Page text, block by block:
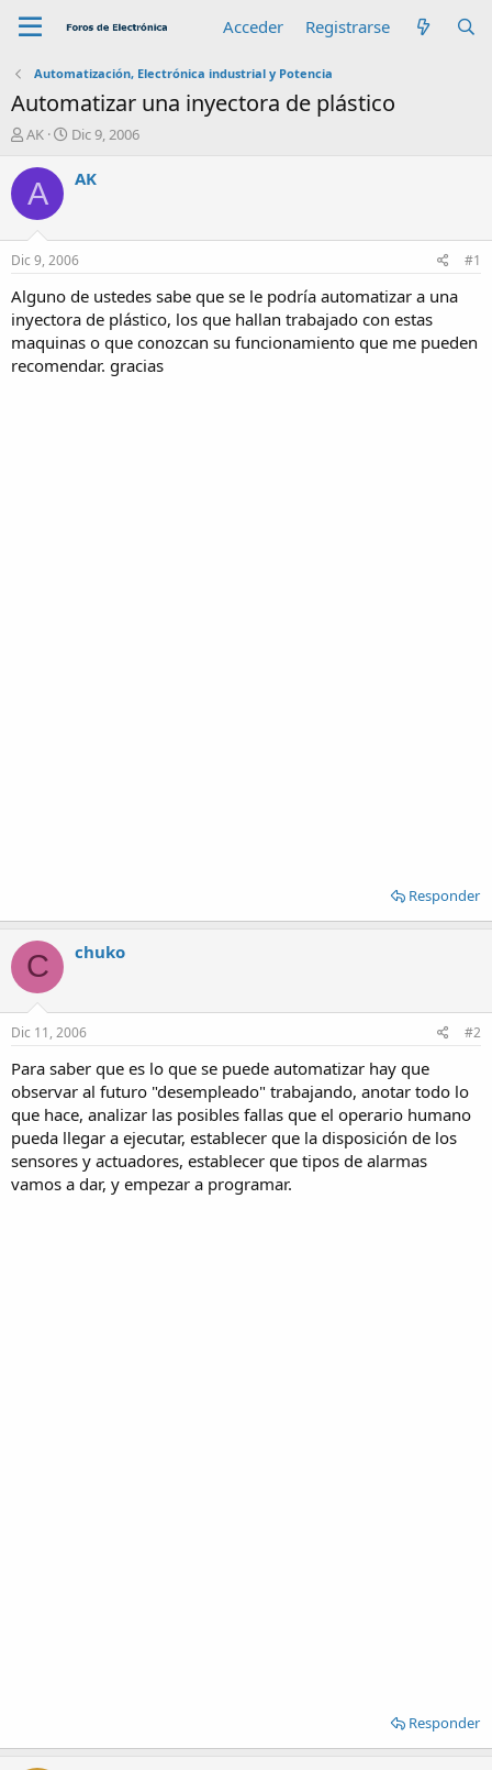
Acceder Registrarse
Automatización, Electrónica industrial y Potencia
Automatizar una inyectora de plástico
A
t
o
r
AK
F
e
n
c
i
o
Dic 9, 2006
A AK
Dic 9, 2006 #1
Alguno de ustedes sabe que se le podría automatizar a una
inyectora de plástico, los que hallan trabajado con estas
maquinas o que conozcan su funcionamiento que me pueden
recomendar. gracias
Responder
C chuko
Dic 11, 2006 #2
Para saber que es lo que se puede automatizar hay que
observar al futuro "desempleado" trabajando, anotar todo lo
que hace, analizar las posibles fallas que el operario humano
pueda llegar a ejecutar, establecer que la disposición de los
sensores y actuadores, establecer que tipos de alarmas
vamos a dar, y empezar a programar.
Responder